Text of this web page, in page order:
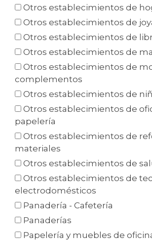
Otros establecimientos de
Otros establecimientos de
Otros establecimientos de
Otros establecimientos de
Otros establecimientos de
complementos
Otros establecimientos de
Otros establecimientos de
papelería
Otros establecimientos de
materiales
Otros establecimientos de
Otros establecimientos de
electrodomésticos
Panadería - Cafetería
Panaderías
Papelería y muebles de